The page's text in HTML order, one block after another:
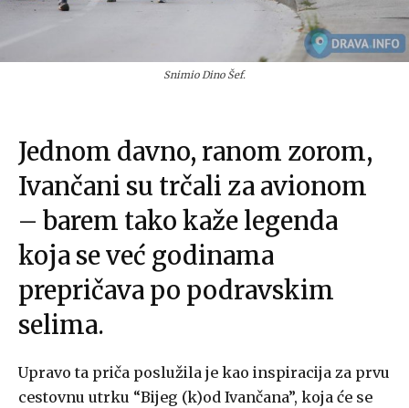
Snimio Dino Šef.
Jednom davno, ranom zorom,
Ivančani su trčali za avionom
– barem tako kaže legenda
koja se već godinama
prepričava po podravskim
selima.
Upravo ta priča poslužila je kao inspiracija za prvu
cestovnu utrku “Bijeg (k)od Ivančana”, koja će se